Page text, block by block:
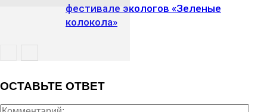
фестивале экологов «Зеленые
колокола»
ОСТАВЬТЕ ОТВЕТ